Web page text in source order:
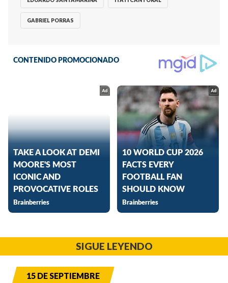
GABRIEL PORRAS
SIGUE LEYENDO
15 DE SEPTIEMBRE